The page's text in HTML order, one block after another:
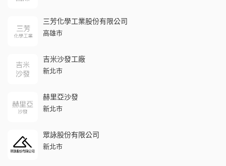
三芳化學工業股份有限公司
高雄市
吉米沙發工廠
新北市
赫里亞沙發
新北市
眾詠股份有限公司
新北市